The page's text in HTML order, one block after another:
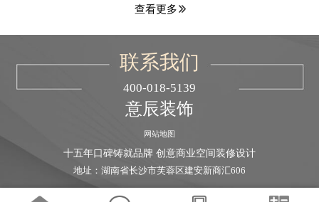
查看更多
联系我们
400-018-5139
意辰装饰
网站地图
十五年口碑铸就品牌 创意商业空间装修设计
地址：湖南省长沙市芙蓉区建安新商汇606